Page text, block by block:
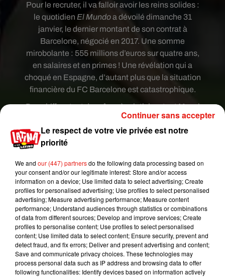
Pour le recruter, il va falloir avoir les reins solides :
le quotidien El Mundoa dévoilé dimanche 31
janvier, le dernier montant de son contrat à
Barcelone, négocié en 2017. Une somme
mirobolante : 555 millions d’euros sur quatre ans,
en salaires et en primes ! Une révélation qui a
choqué en Espagne, d’autant plus que la situation
financière du FC Barcelone est catastrophique.
Des chiffres tout de même à relativiser tant Messi
rapporterait d’argent à son club. D’après une
récente étude, ce serait 250 à 300 millions d’euros
par an qui iraient dans les caisses du Barça, grâce
et autres produits dérivés). «Messi génère un
tiers des revenus du club», a d’ailleurs assuré
l’ancien président Joan Laporta, candidat à la
prochaine élection en mars.
Sans compter sur l’apport touristique du numéro
10 argentin, qui attire des fans de la planète
entière à Barcelone pour le voir rayonner sur la
pelouse du Camp Nou. Si Messi venait à quitter la
Catalogne, ce serait aussi un coup dur pour les
Le respect de votre vie privée est notre
priorité
We and our (447) partnersdo the following data processing based on
your consent and/or our legitimate interest: Store and/or access
information on a device; Use limited data to select advertising; Create
profiles for personalised advertising; Use profiles to select personalised
advertising; Measure advertising performance; Measure content
performance; Understand audiences through statistics or combinations
of data from different sources; Develop and improve services; Create
profiles to personalise content; Use profiles to select personalised
content; Use limited data to select content; Ensure security, prevent and
detect fraud, and fix errors; Deliver and present advertising and content;
Save and communicate privacy choices. These technologies may
process personal data such as IP address and browsing data to offer
following functionalities: Identify devices based on information actively
Continuer sans accepter